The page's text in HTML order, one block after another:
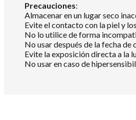
Precauciones:
Almacenar en un lugar seco
Evite el contacto con la piel y
No lo utilice de forma
No usar después de la fecha de
Evite la exposición directa a la
No usar en caso de